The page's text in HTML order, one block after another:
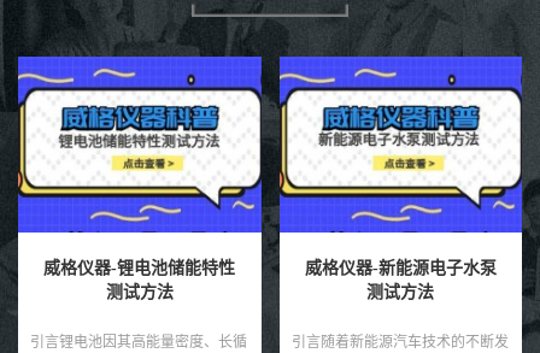
威格仪器-新能源电子水泵
测试方法
引言随着新能源汽车技术的不断发
威格仪器-充电桩极限测试
方法有哪些
引言随着电动汽车市场的蓬勃发